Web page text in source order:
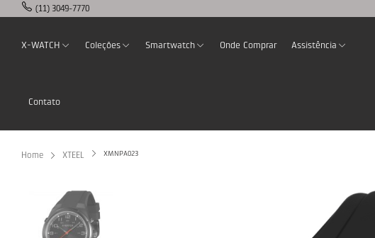
(11) 3049-7770
X-WATCH Coleções Smartwatch Onde Comprar Assistência
Contato
Home XTEEL XMNPA023